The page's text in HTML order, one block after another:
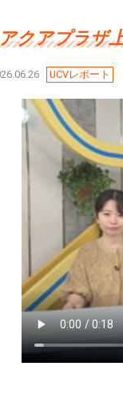
クアプラザ
UCVレポート